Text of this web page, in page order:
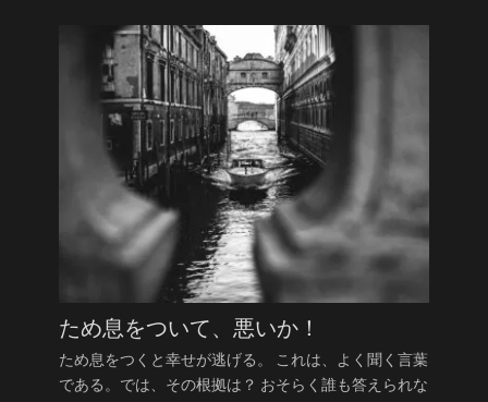
ため息をついて、悪いか！
ため息をつくと幸せが逃げる。 これは、よく聞く言葉
である。では、その根拠は？ おそらく誰も答えられな